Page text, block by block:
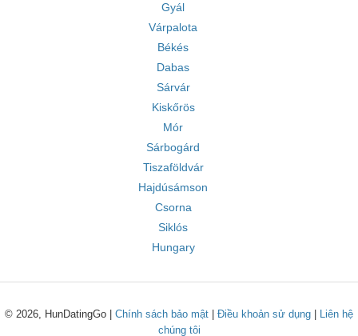
Gyál
Várpalota
Békés
Dabas
Sárvár
Kiskőrös
Mór
Sárbogárd
Tiszaföldvár
Hajdúsámson
Csorna
Siklós
Hungary
© 2026, HunDatingGo | Chính sách bảo mật Điều khoản sử dụng
Liên hệ
chúng tôi